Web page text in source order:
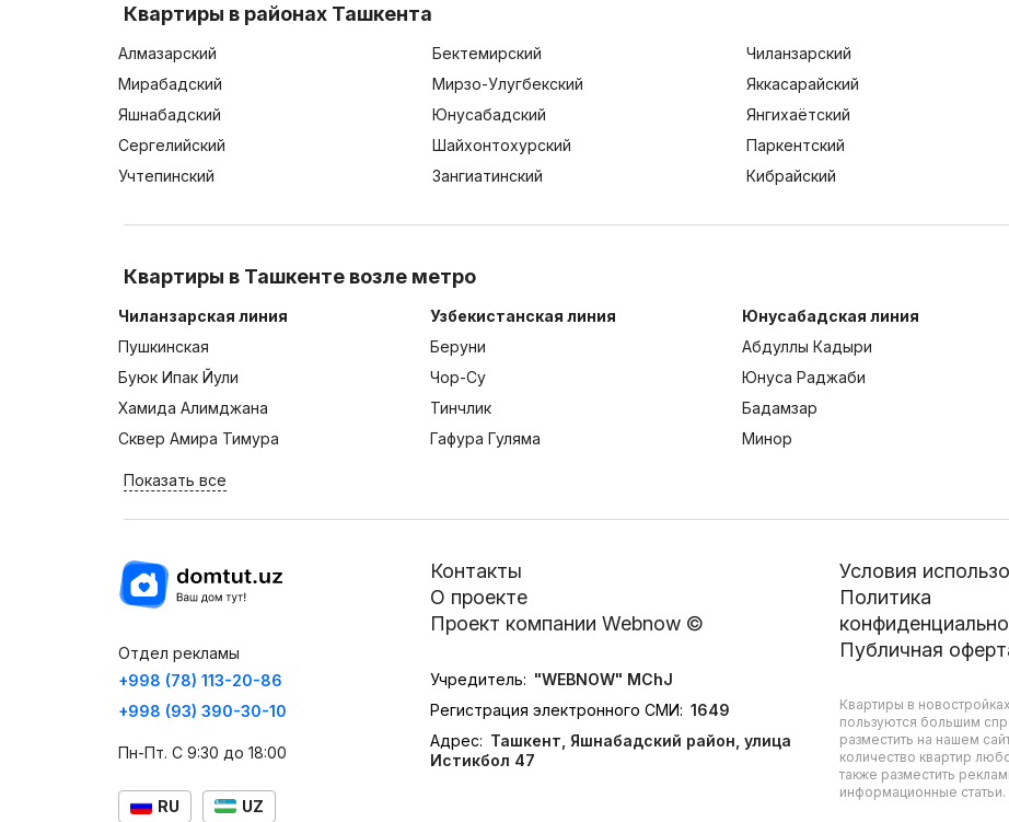
Квартиры в районах Ташкента
Алмазарский Бектемирский
Чиланзарский
Мирабадский
Мирзо-Улугбекский
Яккасарайский
Яшнабадский
Юнусабадский
Янгихаётский
Сергелийский
Шайхонтохурский
Паркентский
Учтепинский
Зангиатинский Кибрайский
Квартиры в Ташкенте возле метро
Чиланзарская линия
Пушкинская
Буюк Ипак Йули
Хамида Алимджана
Сквер Амира Тимура
Узбекистанская линия
Беруни
Чор-Су
Тинчлик
Гафура Гуляма
Юнусабадская линия
Абдуллы Кадыри
Юнуса Раджаби
Бадамзар
Минор
Показать все
Отдел рекламы
+998 (78) 113-20-86
+998 (93) 390-30-10
Пн-Пт. С 9:30 до 18:00
RU UZ
Контакты
О проекте
Проект компании Webnow ©
Учредитель: "WEBNOW" MChJ
Регистрация электронного СМИ: 1649
Адрес: Ташкент, Яшнабадский район, улица
Истикбол 47
Условия
Политика
Публичная
Квартиры в
пользуются большим
разместить на нашем
количество квартир
также разместить
информационные статьи.